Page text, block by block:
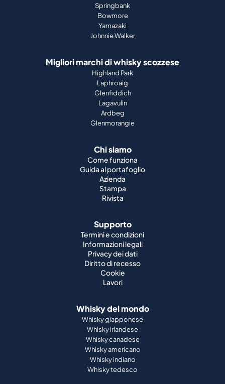
Springbank
Bowmore
Yamazaki
Johnnie Walker
Migliori marchi di whisky scozzese
Highland Park
Laphroaig
Glenfiddich
Lagavulin
Ardbeg
Glenmorangie
Chi siamo
Come funziona
Guida al portafoglio
Azienda
Stampa
Rivista
Supporto
Termini e condizioni
Informazioni legali
Privacy dei dati
Diritto di recesso
Cookie
Lavori
Whisky del mondo
Whisky giapponese
Whisky irlandese
Whisky canadese
Whisky americano
Whisky indiano
Whisky tedesco